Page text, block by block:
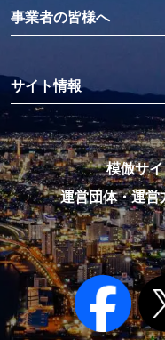
事業者の皆様へ
サイト情報
模倣サ
運営団体・運営